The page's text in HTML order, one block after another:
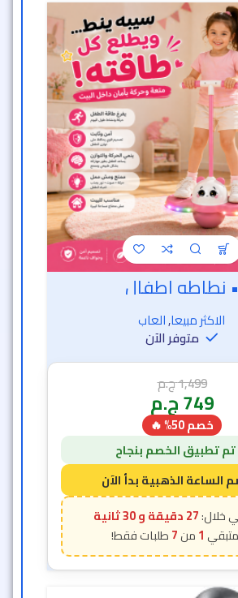
• نطاطه اطفال
الاكثر مبيعا,العاب
متوفر الآن
1,499ج.م
749ج.م
خصم 50% 🔥
27 دقيقة و 26 ثانية
1
7